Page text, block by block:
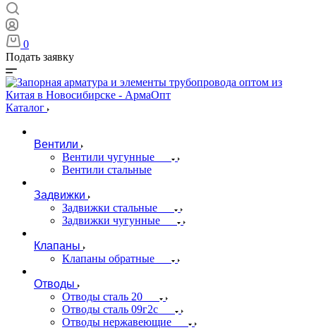
0
Подать заявку
Каталог
Вентили
Вентили чугунные
Вентили стальные
Задвижки
Задвижки стальные
Задвижки чугунные
Клапаны
Клапаны обратные
Отводы
Отводы сталь 20
Отводы сталь 09г2с
Отводы нержавеющие